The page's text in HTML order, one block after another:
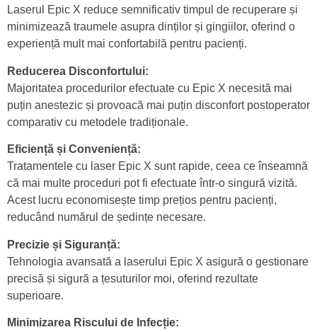
Laserul Epic X reduce semnificativ timpul de recuperare și
minimizează traumele asupra dinților și gingiilor, oferind o
experiență mult mai confortabilă pentru pacienți.
Reducerea Disconfortului:
Majoritatea procedurilor efectuate cu Epic X necesită mai
puțin anestezic și provoacă mai puțin disconfort postoperator
comparativ cu metodele tradiționale.
Eficiență și Conveniență:
Tratamentele cu laser Epic X sunt rapide, ceea ce înseamnă
că mai multe proceduri pot fi efectuate într-o singură vizită.
Acest lucru economisește timp prețios pentru pacienți,
reducând numărul de ședințe necesare.
Precizie și Siguranță:
Tehnologia avansată a laserului Epic X asigură o gestionare
precisă și sigură a țesuturilor moi, oferind rezultate
superioare.
Minimizarea Riscului de Infecție: